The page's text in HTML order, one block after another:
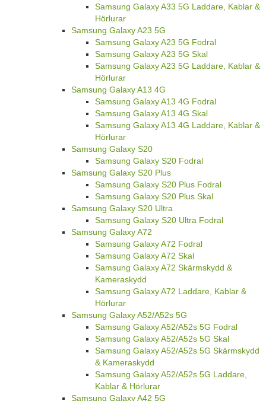
Samsung Galaxy A33 5G Laddare, Kablar &
Hörlurar
Samsung Galaxy A23 5G
Samsung Galaxy A23 5G Fodral
Samsung Galaxy A23 5G Skal
Samsung Galaxy A23 5G Laddare, Kablar &
Hörlurar
Samsung Galaxy A13 4G
Samsung Galaxy A13 4G Fodral
Samsung Galaxy A13 4G Skal
Samsung Galaxy A13 4G Laddare, Kablar &
Hörlurar
Samsung Galaxy S20
Samsung Galaxy S20 Fodral
Samsung Galaxy S20 Plus
Samsung Galaxy S20 Plus Fodral
Samsung Galaxy S20 Plus Skal
Samsung Galaxy S20 Ultra
Samsung Galaxy S20 Ultra Fodral
Samsung Galaxy A72
Samsung Galaxy A72 Fodral
Samsung Galaxy A72 Skal
Samsung Galaxy A72 Skärmskydd &
Kameraskydd
Samsung Galaxy A72 Laddare, Kablar &
Hörlurar
Samsung Galaxy A52/A52s 5G
Samsung Galaxy A52/A52s 5G Fodral
Samsung Galaxy A52/A52s 5G Skal
Samsung Galaxy A52/A52s 5G Skärmskydd
& Kameraskydd
Samsung Galaxy A52/A52s 5G Laddare,
Kablar & Hörlurar
Samsung Galaxy A42 5G